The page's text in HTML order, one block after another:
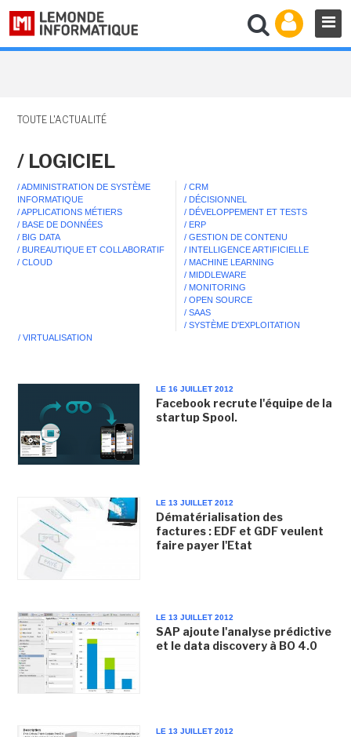
TOUTE L'ACTUALITÉ
/ LOGICIEL
/ ADMINISTRATION DE SYSTÈME
INFORMATIQUE
/ APPLICATIONS MÉTIERS
/ BASE DE DONNÉES
/ BIG DATA
/ BUREAUTIQUE ET COLLABORATIF
/ CLOUD
/ CRM
/ DÉCISIONNEL
/ DÉVELOPPEMENT ET TESTS
/ ERP
/ GESTION DE CONTENU
/ INTELLIGENCE ARTIFICIELLE
/ MACHINE LEARNING
/ MIDDLEWARE
/ MONITORING
/ OPEN SOURCE
/ SAAS
/ SYSTÈME D'EXPLOITATION
/ VIRTUALISATION
LE 16 JUILLET 2012
Facebook recrute l'équipe de la
startup Spool.
LE 13 JUILLET 2012
Dématérialisation des
factures : EDF et GDF veulent
faire payer l'Etat
LE 13 JUILLET 2012
SAP ajoute l'analyse prédictive
et le data discovery à BO 4.0
LE 13 JUILLET 2012